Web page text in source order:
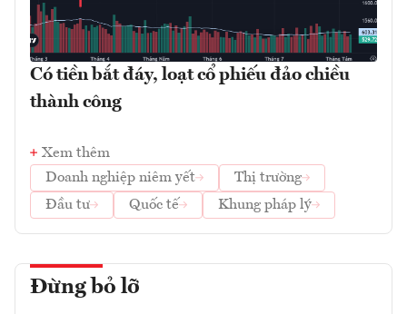
Có tiền bắt đáy, loạt cổ phiếu đảo chiều
thành công
Xem thêm
Doanh nghiệp niêm yết
Thị trường
Đầu tư
Quốc tế Khung pháp lý
Đừng bỏ lỡ